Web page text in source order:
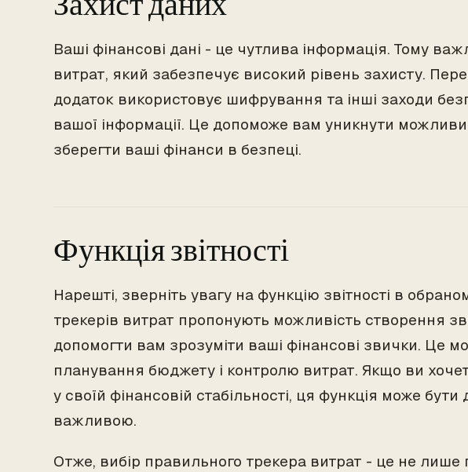
Ваші фінансові дані - це чутлива інформація. Тому
витрат, який забезпечує високий рівень захисту.
додаток використовує шифрування та інші заходи
вашої інформації. Це допоможе вам уникнути
зберегти ваші фінанси в безпеці.
Функція звітності
Нарешті, зверніть увагу на функцію звітності в
трекерів витрат пропонують можливість створення
допомогти вам зрозуміти ваші фінансові звички. Це
планування бюджету і контролю витрат. Якщо ви
у своїй фінансовій стабільності, ця функція може
важливою.
Отже, вибір правильного трекера витрат - це не